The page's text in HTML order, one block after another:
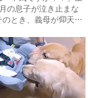
の息子が泣き止まな
のとき、義母が仰天の